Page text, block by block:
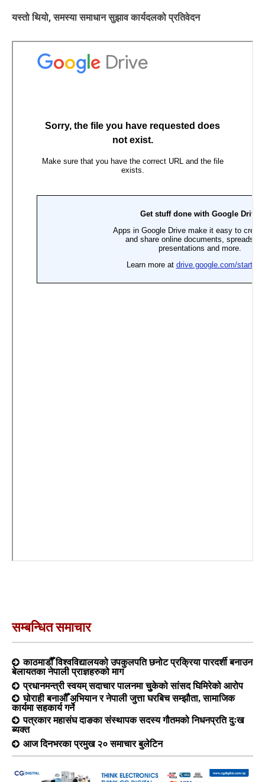
यस्तो थियो, समस्या समाधान सुझाव कार्यदलको प्रतिवेदन
सम्बन्धित समाचार
काठमाडौँ विश्वविद्यालयको उपकुलपति छनोट प्रक्रिया पारदर्शी बनाउन
बेलायतका नेपाली प्राज्ञहरुको माग
प्रधानमन्त्री स्वयम् सदाचार पालनमा चुुकेको सांसद घिमिरेको आरोप
घोराही बनाऔँ अभियान र नेपाली जुत्ता घरबिच सम्झौता, सामाजिक
कार्यमा सहकार्य गर्ने
पत्रकार महासंघ दाङका संस्थापक सदस्य गौतमको निधनप्रति दुःख
ब्यक्त
आज दिनभरका प्रमुख २० समाचार बुलेटिन